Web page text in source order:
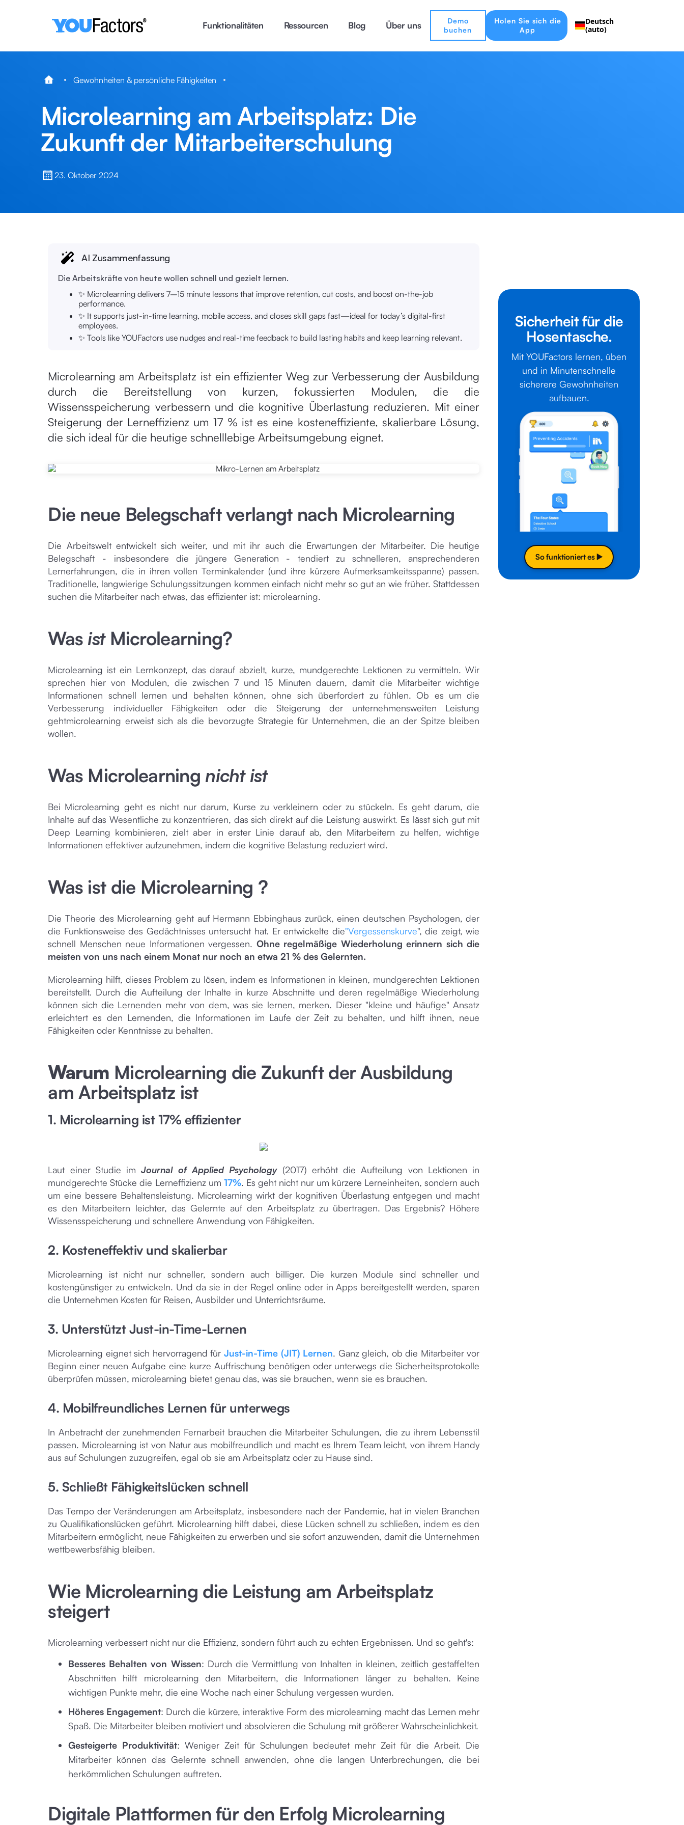
Funktionalitäten Ressourcen Blog Über uns
Demo
buchen
Holen Sie sich die
App
Deutsch
(auto)
Gewohnheiten & persönliche Fähigkeiten
Microlearning am Arbeitsplatz: Die
Zukunft der Mitarbeiterschulung
23. Oktober 2024
AI Zusammenfassung
Die Arbeitskräfte von heute wollen schnell und gezielt lernen.
✨ Microlearning delivers 7–15 minute lessons that improve retention, cut costs, and boost on-the-job
performance.
✨ It supports just-in-time learning, mobile access, and closes skill gaps fast—ideal for today’s digital-first
employees.
✨ Tools like YOUFactors use nudges and real-time feedback to build lasting habits and keep learning relevant.
Microlearning am Arbeitsplatz ist ein effizienter Weg zur Verbesserung der Ausbildung
durch die Bereitstellung von kurzen, fokussierten Modulen, die die
Wissensspeicherung verbessern und die kognitive Überlastung reduzieren. Mit einer
Steigerung der Lerneffizienz um 17 % ist es eine kosteneffiziente, skalierbare Lösung,
die sich ideal für die heutige schnelllebige Arbeitsumgebung eignet.
Die neue Belegschaft verlangt nach Microlearning
Die Arbeitswelt entwickelt sich weiter, und mit ihr auch die Erwartungen der Mitarbeiter. Die heutige
Belegschaft - insbesondere die jüngere Generation - tendiert zu schnelleren, ansprechenderen
Lernerfahrungen, die in ihren vollen Terminkalender (und ihre kürzere Aufmerksamkeitsspanne) passen.
Traditionelle, langwierige Schulungssitzungen kommen einfach nicht mehr so gut an wie früher. Stattdessen
suchen die Mitarbeiter nach etwas, das effizienter ist: microlearning.
Was ist Microlearning?
Microlearning ist ein Lernkonzept, das darauf abzielt, kurze, mundgerechte Lektionen zu vermitteln. Wir
sprechen hier von Modulen, die zwischen 7 und 15 Minuten dauern, damit die Mitarbeiter wichtige
Informationen schnell lernen und behalten können, ohne sich überfordert zu fühlen. Ob es um die
Verbesserung individueller Fähigkeiten oder die Steigerung der unternehmensweiten Leistung
gehtmicrolearning erweist sich als die bevorzugte Strategie für Unternehmen, die an der Spitze bleiben
wollen.
Was Microlearning nicht ist
Bei Microlearning geht es nicht nur darum, Kurse zu verkleinern oder zu stückeln. Es geht darum, die
Inhalte auf das Wesentliche zu konzentrieren, das sich direkt auf die Leistung auswirkt. Es lässt sich gut mit
Deep Learning kombinieren, zielt aber in erster Linie darauf ab, den Mitarbeitern zu helfen, wichtige
Informationen effektiver aufzunehmen, indem die kognitive Belastung reduziert wird.
Was ist die Microlearning ?
Die Theorie des Microlearning geht auf Hermann Ebbinghaus zurück, einen deutschen Psychologen, der
die Funktionsweise des Gedächtnisses untersucht hat. Er entwickelte die"Vergessenskurve", die zeigt, wie
schnell Menschen neue Informationen vergessen. Ohne regelmäßige Wiederholung erinnern sich die
meisten von uns nach einem Monat nur noch an etwa 21 % des Gelernten.
Microlearning hilft, dieses Problem zu lösen, indem es Informationen in kleinen, mundgerechten Lektionen
bereitstellt. Durch die Aufteilung der Inhalte in kurze Abschnitte und deren regelmäßige Wiederholung
können sich die Lernenden mehr von dem, was sie lernen, merken. Dieser "kleine und häufige" Ansatz
erleichtert es den Lernenden, die Informationen im Laufe der Zeit zu behalten, und hilft ihnen, neue
Fähigkeiten oder Kenntnisse zu behalten.
‍Warum Microlearning die Zukunft der Ausbildung
am Arbeitsplatz ist
1. Microlearning ist 17% effizienter
Laut einer Studie imJournal of Applied Psychology (2017) erhöht die Aufteilung von Lektionen in
mundgerechte Stücke die Lerneffizienz um 17%. Es geht nicht nur um kürzere Lerneinheiten, sondern auch
um eine bessere Behaltensleistung. Microlearning wirkt der kognitiven Überlastung entgegen und macht
es den Mitarbeitern leichter, das Gelernte auf den Arbeitsplatz zu übertragen. Das Ergebnis? Höhere
Wissensspeicherung und schnellere Anwendung von Fähigkeiten.
2. Kosteneffektiv und skalierbar
Microlearning ist nicht nur schneller, sondern auch billiger. Die kurzen Module sind schneller und
kostengünstiger zu entwickeln. Und da sie in der Regel online oder in Apps bereitgestellt werden, sparen
die Unternehmen Kosten für Reisen, Ausbilder und Unterrichtsräume.
3. Unterstützt Just-in-Time-Lernen
Microlearning eignet sich hervorragend für Just-in-Time (JIT) Lernen. Ganz gleich, ob die Mitarbeiter vor
Beginn einer neuen Aufgabe eine kurze Auffrischung benötigen oder unterwegs die Sicherheitsprotokolle
überprüfen müssen, microlearning bietet genau das, was sie brauchen, wenn sie es brauchen.
4. Mobilfreundliches Lernen für unterwegs
In Anbetracht der zunehmenden Fernarbeit brauchen die Mitarbeiter Schulungen, die zu ihrem Lebensstil
passen. Microlearning ist von Natur aus mobilfreundlich und macht es Ihrem Team leicht, von ihrem Handy
aus auf Schulungen zuzugreifen, egal ob sie am Arbeitsplatz oder zu Hause sind.
5. Schließt Fähigkeitslücken schnell
Das Tempo der Veränderungen am Arbeitsplatz, insbesondere nach der Pandemie, hat in vielen Branchen
zu Qualifikationslücken geführt. Microlearning hilft dabei, diese Lücken schnell zu schließen, indem es den
Mitarbeitern ermöglicht, neue Fähigkeiten zu erwerben und sie sofort anzuwenden, damit die Unternehmen
wettbewerbsfähig bleiben.
Wie Microlearning die Leistung am Arbeitsplatz
steigert
Microlearning verbessert nicht nur die Effizienz, sondern führt auch zu echten Ergebnissen. Und so geht's:
Besseres Behalten von Wissen: Durch die Vermittlung von Inhalten in kleinen, zeitlich gestaffelten
Abschnitten hilft microlearning den Mitarbeitern, die Informationen länger zu behalten. Keine
wichtigen Punkte mehr, die eine Woche nach einer Schulung vergessen wurden.
Höheres Engagement: Durch die kürzere, interaktive Form des microlearning macht das Lernen mehr
Spaß. Die Mitarbeiter bleiben motiviert und absolvieren die Schulung mit größerer Wahrscheinlichkeit.
Gesteigerte Produktivität: Weniger Zeit für Schulungen bedeutet mehr Zeit für die Arbeit. Die
Mitarbeiter können das Gelernte schnell anwenden, ohne die langen Unterbrechungen, die bei
herkömmlichen Schulungen auftreten.
Digitale Plattformen für den Erfolg Microlearning
Sicherheit für die
Hosentasche.
Mit YOUFactors lernen, üben
und in Minutenschnelle
sicherere Gewohnheiten
aufbauen.
So funktioniert es ▶️